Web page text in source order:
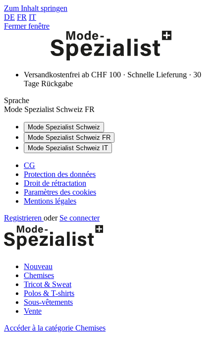
Zum Inhalt springen
DE FR IT
Fermer fenêtre
Versandkostenfrei ab CHF 100 · Schnelle Lieferung · 30
Tage Rückgabe
Sprache
Mode Spezialist Schweiz FR
Mode Spezialist Schweiz
Mode Spezialist Schweiz FR
Mode Spezialist Schweiz IT
CG
Protection des données
Droit de rétractation
Paramètres des cookies
Mentions légales
Registrieren oder Se connecter
Nouveau
Chemises
Tricot & Sweat
Polos & T-shirts
Sous-vêtements
Vente
Accéder à la catégorie Chemises